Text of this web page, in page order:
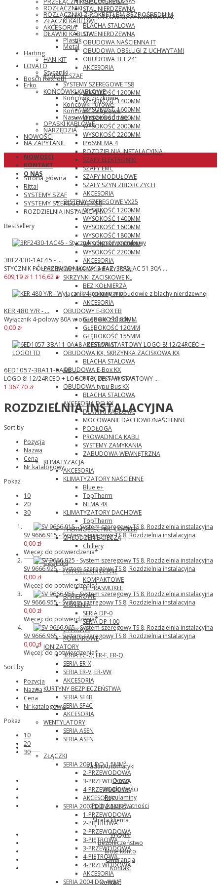
STAL NIERDZEWNA
OBUDOWY STEROWNICZE KOMPAKT AX
BLACHA STALOWA
STAL NIERDZEWNA
OBUDOWA NAŚCIENNA IT
OBUDOWA OBSŁUGI Z UCHWYTAMI
OBUDOWA TFT 24''
AKCESORIA
SYSTEMY SZAF
SYSTEMY SZEREGOWE TS8
WYSOKOŚĆ 1200MM
WYSOKOŚĆ 1400MM
WYSOKOŚĆ 1600MM
WYSOKOŚĆ 1800MM
WYSOKOŚĆ 2000MM
WYSOKOŚĆ 2200MM
IP66\NEMA 4
ROZDZIELNIA INSTALACYJNA
SZAFY ELEKTRONIKI
SZAFY EMC
SZAFY MODUŁOWE
SZAFY SZYN ZBIORCZYCH
AKCESORIA
SYSTEMY SZEREGOWE VX25
WYSOKOŚĆ 1200MM
WYSOKOŚĆ 1400MM
WYSOKOŚĆ 1600MM
WYSOKOŚĆ 1800MM
WYSOKOŚĆ 2000MM
WYSOKOŚĆ 2200MM
AKCESORIA
OBUDOWY MAŁOGABARYTOWE
SKRZYNKI ZACISKOWE KL
BEZ KOŁNIERZA
Z KOŁNIERZEM
AKCESORIA
OBUDOWY E-BOX EB
GŁĘBOKOŚĆ 80MM
GŁĘBOKOŚĆ 120MM
GŁĘBOKOŚĆ 155MM
AKCESORIA
OBUDOWA KX, SKRZYNKA ZACISKOWA KX
BLACHA STALOWA
OBUDOWA E-Box KX
BLACHA STALOWA
OBUDOWA typu Bus KX
BLACHA STALOWA
AKCESORIA DO KX
DŁAWIKI KABLOWE
MOCOWANIE DACHOWE/NAŚCIENNE
PODŁOGA
PROWADNICA KABLI
SYSTEMY ZAMYKANIA
ZABUDOWA WEWNĘTRZNA
KLIMATYZACJA
AKCESORIA
KLIMATYZATORY NAŚCIENNE
Blue e+
TopTherm
NEMA 4X
KLIMATYZATORY DACHOWE
TopTherm
THERMOELECTRIC COOLER
CHŁODZENIE CIECZĄ
Chillery
Panasonic
CZUJNIKI
FOTOELEKTRYCZNE
KOMPAKTOWE
ULTRASMUKŁE
BARIEROWE
CIŚNIENIA
SERIA DP-0
SERIA DP-100
CYFROWE
POMIAROWE
JONIZATORY
SERIA EC-G, ER-F, ER-Q
SERIA ER-X
SERIA ER-V, ER-VW
AKCESORIA
KURTYNY BEZPIECZEŃSTWA
SERIA SF4B
SERIA SF4C
AKCESORIA
WENTYLATORY
SERIA ASEN
SERIA ASFN
Wago
ZŁĄCZKI
SERIA 2001 DO 1,5MM²
2-PRZEWODOWA
3-PRZEWODOWA
4-PRZEWODOWA
AKCESORIA
SERIA 2002 DO 2,5MM²
1-PRZEWODOWA
2-PIĘTROWA
2-PRZEWODOWA
3-PIĘTROWA
3-PRZEWODOWA
4-PIĘTROWA
4-PRZEWODOWA
AKCESORIA
SERIA 2004 DO 4MM²
PRZEŁĄCZNIK SIEĆ\AGREGAT
ROZŁĄCZNIKI
ROZŁĄCZNIKI Z POKRĘTŁEM BEZPOŚREDNIM
ZŁĄCZKI KABLOWE
AKCESORIA
DŁAWIKI KABLOWE
Plastik
Metal
Harting
HAN-KIT
LOVATO
Styczniki
Bosch Rexroth
Erko
KOŃCÓWKI KABLOWE
Końcówki oczkowe
Końcówki rurowe
Końcówki tulejkowe
Nasuwki przewodowe
OPASKI KABLOWE
NARZĘDZIA
NOWOŚCI
NA ZAPYTANIE
NOWOŚCI
KONTAKT
O NAS
Strona główna
Rittal
SYSTEMY SZAF
SYSTEMY SZEREGOWE TS8
ROZDZIELNIA INSTALACYJNA
BestSellery
3RF2430-1AC45 - ...
STYCZNIK PÓŁPRZEWODNIKOWY 3-FAZ. 3RF2, AC 51 30A ...
609,19 zł 1 116,62 zł
KER 480 Y/R - ...
Wyłącznik 4-polowy 80A w obudowie z blachy ...
0,00 zł
6ED1057-3BA11-0AA8 ...
LOGO 8! 12/24RCEO + LOGO! TD, ZESTAW STARTOWY ...
1 367,70 zł
ROZDZIELNIA INSTALACYJNA
Sort by
Pozycja
Nazwa
Cena
Nr katalogowy:
Pokaż
10
20
30
SV 9666.915 - System szeregowy TS 8, Rozdzielnia instalacyjna
0,00 zł
Więcej: do potwierdzenia*
SV 9666.925 - System szeregowy TS 8, Rozdzielnia instalacyjna
0,00 zł
Więcej: do potwierdzenia*
SV 9666.955 - System szeregowy TS 8, Rozdzielnia instalacyjna
0,00 zł
Więcej: do potwierdzenia*
SV 9666.965 - System szeregowy TS 8, Rozdzielnia instalacyjna
0,00 zł
Więcej: do potwierdzenia*
Sort by
Pozycja
Nazwa
Cena
Nr katalogowy:
Pokaż
10
20
30
RadarAutomatyki
O nas
Wiadomości
Regulaminy
Polityka prywatności
Strefa klienta
Wysyłki
Bezpieczeństwo
Moje konto
Gwarancja
Kontakt
Kontakt